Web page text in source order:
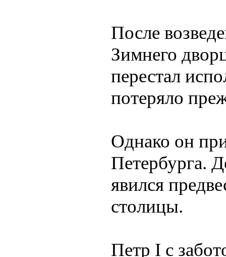
После
Зимнего
перестал
потеряло
Однако он
Петербурга.
явился
столицы.
Петр I с